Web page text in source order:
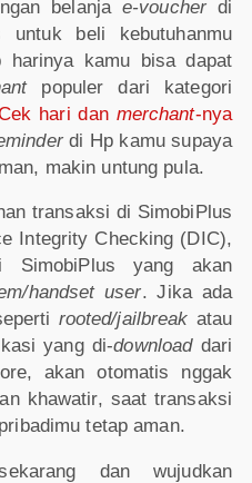
belanja e-voucher di
untuk beli kebutuhanmu
harinya kamu bisa dapat
populer dari kategori
hari dan merchant-nya
di Hp kamu supaya
makin untung pula.
transaksi di SimobiPlus
Integrity Checking (DIC),
yang akan
handset user. Jika ada
rooted/jailbreak atau
yang di-downloaddari
akan otomatis nggak
khawatir, saat transaksi
tetap aman.
dan wujudkan